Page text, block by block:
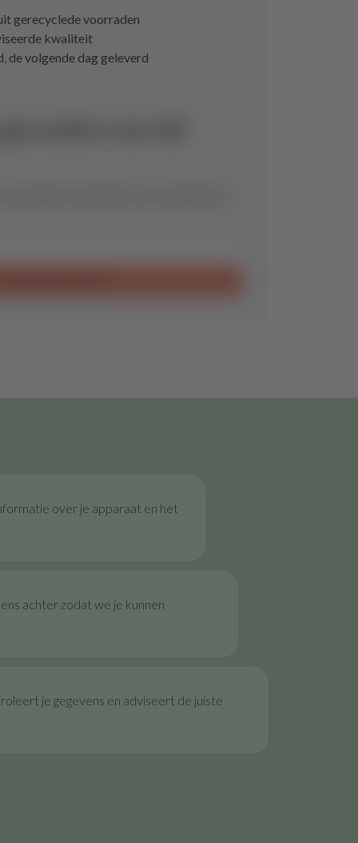
gerecyclede voorraden
kwaliteit
de volgende dag geleverd
over je apparaat en het
achter zodat we je kunnen
je gegevens en adviseert de juiste